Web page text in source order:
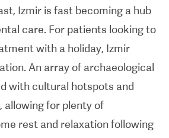
dental care abroadcan offer.
inclusive packages that cover
transfers, and airport pick-
your treatment journey runs as
Combine this with
of-the-art equipment,
facilities — and most
Izmir is fast becoming a hub
care. For patients looking to
with a holiday, Izmir
An array of archaeological
with cultural hotspots and
allowing for plenty of
rest and relaxation following